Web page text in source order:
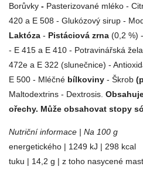
Borůvky - Pasterizované mléko -
420 a E 508 - Glukózový sirup -
Laktóza - Pistáciová zrna (0,2 %)
- E 415 a E 410 - Potravinářská
472e a E 322 (slunečnice) -
E 500 - Mléčné bílkoviny - Škrob
Maltodextrins - Dextrosis.
ořechy. Může obsahovat stopy
Nutriční informace | Na 100 g
energetického | 1249 kJ | 298 kcal
tuku | 14,2 g | z toho nasycené